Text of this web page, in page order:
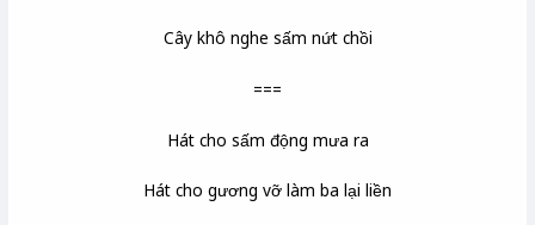
Cây khô nghe sấm nứt chồi
===
Hát cho sấm động mưa ra
Hát cho gương vỡ làm ba lại liền